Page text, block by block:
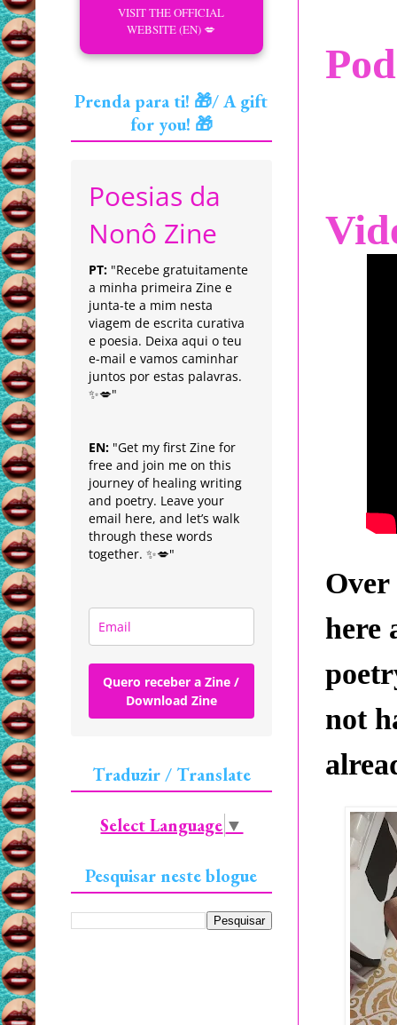
Over
here
not
VISIT THE OFFICIAL
WEBSITE (EN) 💋
Prenda para ti! 🎁/ A gift
for you! 🎁
Poesias da
Nonô Zine
PT: "Recebe gratuitamente
a minha primeira Zine e
junta-te a mim nesta
viagem de escrita curativa
e poesia. Deixa aqui o teu
e-mail e vamos caminhar
juntos por estas palavras.
✨💋"
EN: "Get my first Zine for
free and join me on this
journey of healing writing
and poetry. Leave your
email here, and let’s walk
through these words
together. ✨💋"
Quero receber a Zine /
Download Zine
Traduzir / Translate
Select Language ▼
Pesquisar neste blogue